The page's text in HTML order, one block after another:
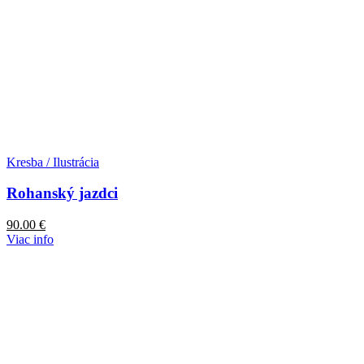
Kresba / Ilustrácia
Rohanský jazdci
90.00 €
Viac info